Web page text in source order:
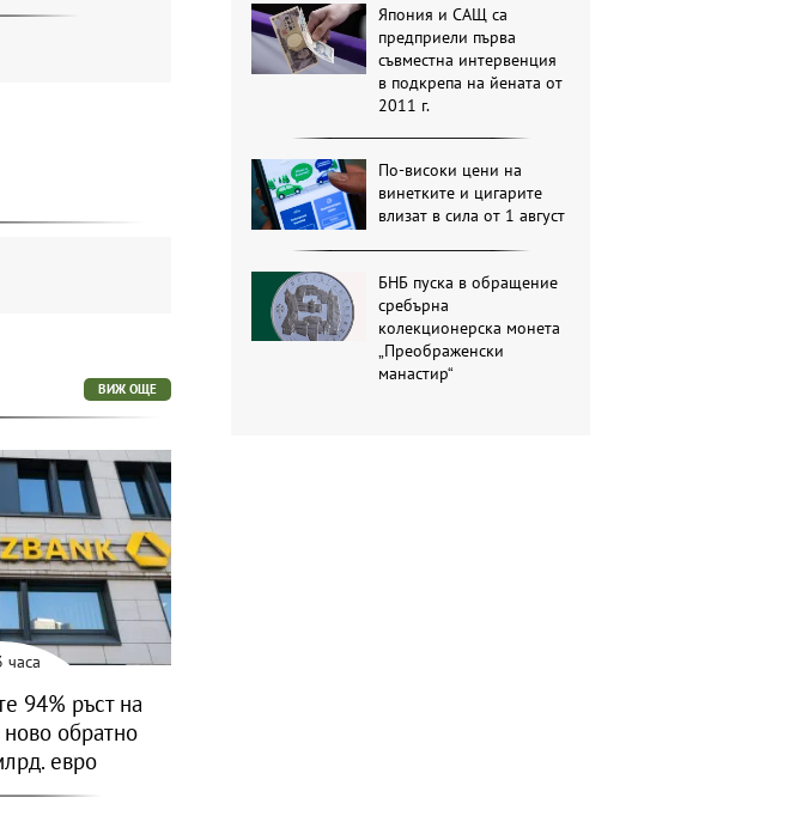
Япония и САЩ са
предприели първа
съвместна интервенция
в подкрепа на йената от
2011 г.
По-високи цени на
винетките и цигарите
влизат в сила от 1 август
БНБ пуска в обращение
сребърна
колекционерска монета
„Преображенски
манастир“
ВИЖ ОЩЕ
часа
94% ръст на
ново обратно
евро